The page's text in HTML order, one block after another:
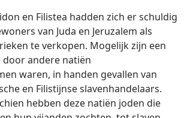
en Filistea hadden zich er schuldig
van Juda en Jeruzalem als
te verkopen. Mogelijk zijn een
andere natiën
waren, in handen gevallen van
en Filistijnse slavenhandelaars.
hebben deze natiën joden die